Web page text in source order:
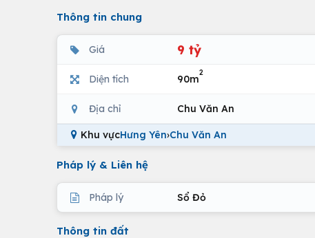
Thông tin chung
Giá 9 tỷ
Diện tích 90m
2
Địa chỉ Chu Văn An
Khu vựcHưng Yên›Chu Văn An
Pháp lý & Liên hệ
Pháp lý Sổ Đỏ
Thông tin đất